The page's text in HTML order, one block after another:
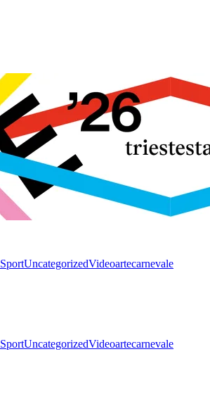
SportUncategorizedVideoartecarnevale
SportUncategorizedVideoartecarnevale